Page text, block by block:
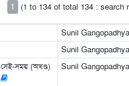
1 (1 to 134 of total 134 : search
Sunil
Sunil
সেই-সময় (অখণ্ড)
Sunil